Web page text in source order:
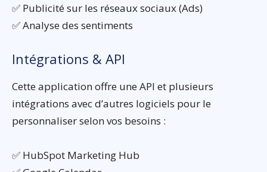
✅ Publicité sur les réseaux sociaux (Ads)
✅ Analyse des sentiments
Intégrations & API
Cette application offre une API et plusieurs
intégrations avec d’autres logiciels pour le
personnaliser selon vos besoins :
✅ HubSpot Marketing Hub